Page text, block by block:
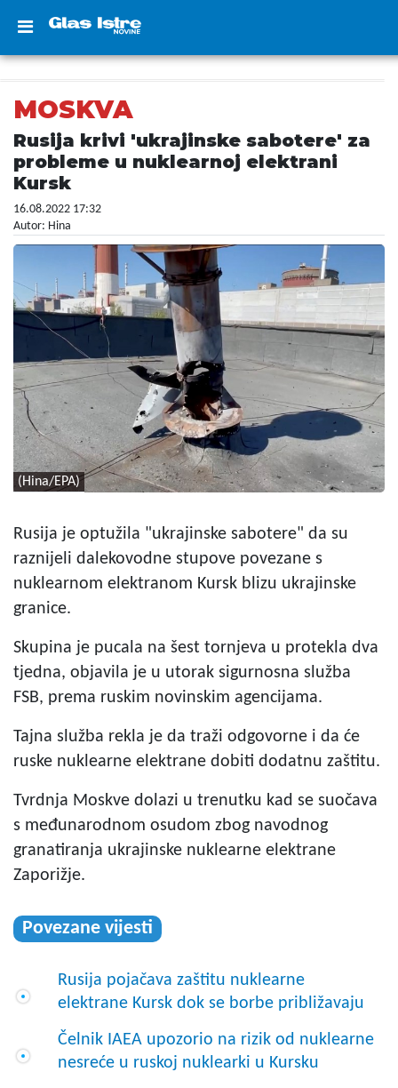
MOSKVA
Rusija krivi 'ukrajinske sabotere' za
probleme u nuklearnoj elektrani
Kursk
16.08.2022 17:32
Autor: Hina
(Hina/EPA)
Rusija je optužila "ukrajinske sabotere" da su
raznijeli dalekovodne stupove povezane s
nuklearnom elektranom Kursk blizu ukrajinske
granice.
Skupina je pucala na šest tornjeva u protekla dva
tjedna, objavila je u utorak sigurnosna služba
FSB, prema ruskim novinskim agencijama.
Tajna služba rekla je da traži odgovorne i da će
ruske nuklearne elektrane dobiti dodatnu zaštitu.
Tvrdnja Moskve dolazi u trenutku kad se suočava
s međunarodnom osudom zbog navodnog
granatiranja ukrajinske nuklearne elektrane
Zaporižje.
Povezane vijesti
Rusija pojačava zaštitu nuklearne
elektrane Kursk dok se borbe približavaju
Čelnik IAEA upozorio na rizik od nuklearne
nesreće u ruskoj nuklearki u Kursku